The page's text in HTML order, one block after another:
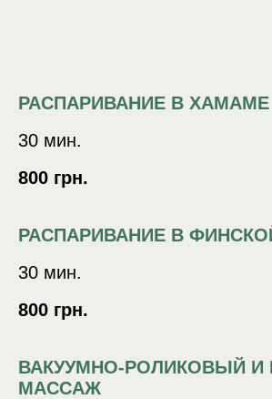
РАСПАРИВАНИЕ В ХАМАМЕ
30 мин.
800 грн.
РАСПАРИВАНИЕ В
30 мин.
800 грн.
ВАКУУМНО-РОЛИКОВЫЙ И
МАССАЖ